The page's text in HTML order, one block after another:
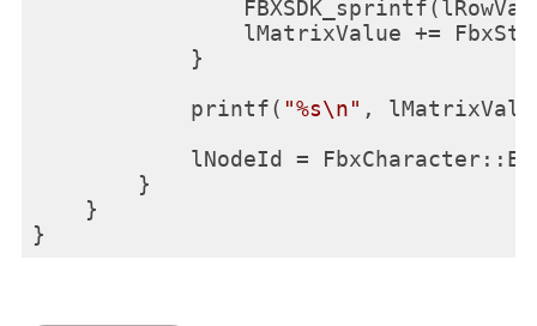
lMatrixValue +=
            }
            printf(
"%s\n" ,
lNodeId =
        }
    }